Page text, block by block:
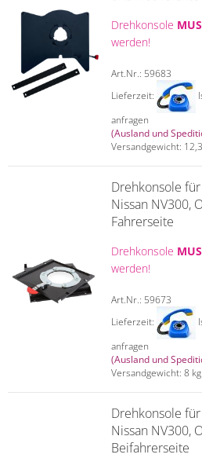
Drehkonsole
werden!
Art.Nr.: 59683
Lieferzeit:
anfragen
(Ausland und
Versandgewicht:
Drehkonsole
Nissan NV300,
Fahrerseite
Drehkonsole
werden!
Art.Nr.: 59673
Lieferzeit:
anfragen
(Ausland und
Versandgewicht: 8
Drehkonsole
Nissan NV300,
Beifahrerseite